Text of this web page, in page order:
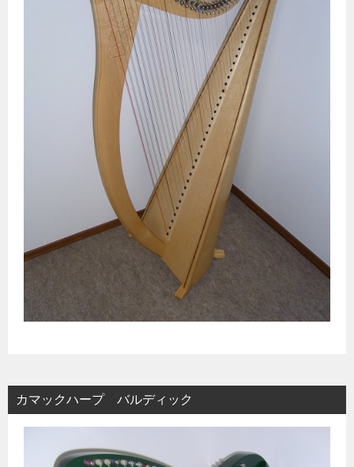
カマックハープ バルディック